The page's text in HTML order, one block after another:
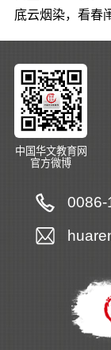
底云烟染，看春
中国华文教育网
官方微博
0086-